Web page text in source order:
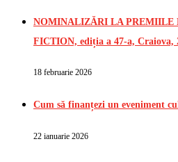
NOMINALIZĂRI LA PREMIILE
FICTION, ediția a 47-a, Craiova,
18 februarie 2026
Cum să finanțezi un eveniment
22 ianuarie 2026